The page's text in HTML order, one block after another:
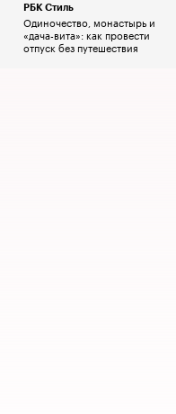
РБК Стиль
Одиночество, монастырь и
«дача-вита»: как провести
отпуск без путешествия